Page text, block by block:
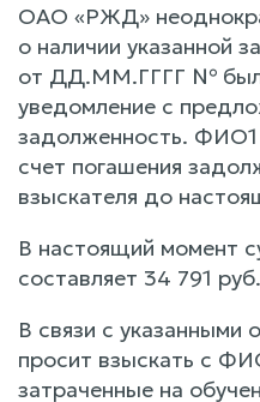
ОАО «РЖД»
о наличии указанной
от ДД.ММ.ГГГГ №
уведомление с
задолженность.
счет погашения
взыскателя до
В настоящий момент
составляет 34 791
В связи с указанными
просит взыскать с
затраченные на